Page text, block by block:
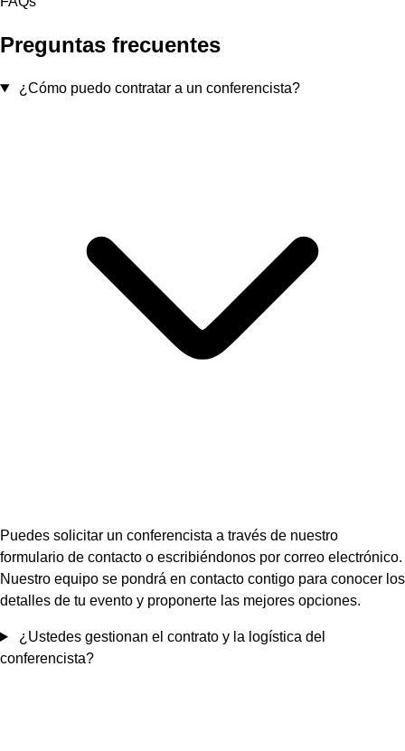
Preguntas frecuentes
¿Cómo puedo contratar a un conferencista?
Puedes solicitar un conferencista a través de nuestro
formulario de contacto o escribiéndonos por correo electrónico.
Nuestro equipo se pondrá en contacto contigo para conocer los
detalles de tu evento y proponerte las mejores opciones.
¿Ustedes gestionan el contrato y la logística del
conferencista?